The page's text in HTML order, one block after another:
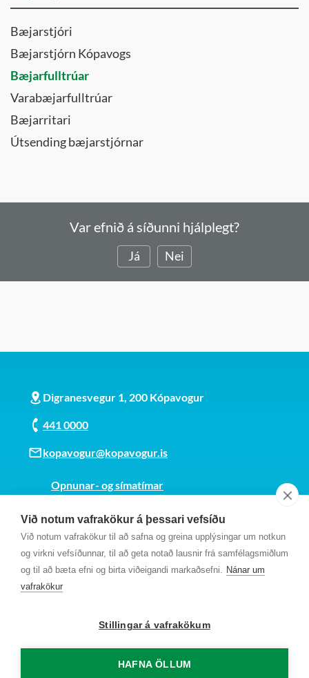
Við notum vafrakökur á þessari vefsíðu
Við notum vafrakökur til að safna og greina upplýsingar um notkun
og virkni vefsíðunnar, til að geta notað lausnir frá samfélagsmiðlum
og til að bæta efni og birta viðeigandi markaðsefni. Nánar um
vafrakökur
Stillingar á vafrakökum
HAFNA ÖLLUM
Bæjarstjóri
Bæjarstjórn Kópavogs
Bæjarfulltrúar
Varabæjarfulltrúar
Bæjarritari
Útsending bæjarstjórnar
Var efnið á síðunni hjálplegt?
Já Nei
Digranesvegur 1, 200 Kópavogur
441 0000
kopavogur@kopavogur.is
Opnunar- og símatímar
Kt. 700169-3759
Fundarmannagátt